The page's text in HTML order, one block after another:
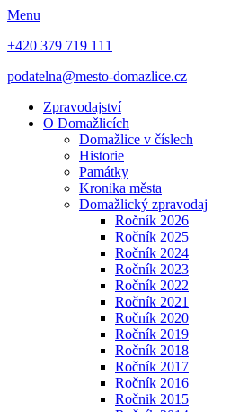
Menu
+420 379 719 111
podatelna@mesto-domazlice.cz
Zpravodajství
O Domažlicích
Domažlice v číslech
Historie
Památky
Kronika města
Domažlický zpravodaj
Ročník 2026
Ročník 2025
Ročník 2024
Ročník 2023
Ročník 2022
Ročník 2021
Ročník 2020
Ročník 2019
Ročník 2018
Ročník 2017
Ročník 2016
Ročnik 2015